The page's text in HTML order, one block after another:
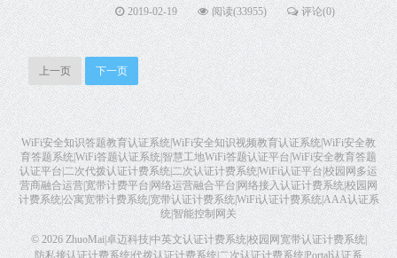
2019-02-19 阅读(33955) 评论(0)
上一页 下一页
WiFi安全知识答题教育认证系统|WiFi安全知识视频教育认证系统|WiFi安全教
育答题系统|WiFi答题认证系统|智慧工地WiFi答题认证平台|WiFi安全教育答题
认证平台|二次代拨认证计费系统|二次认证计费系统|WiFi认证平台|校园网多运
营商融合运营|宽带计费平台|网络运营融合平台|网络接入认证计费系统|校园网
计费系统|公寓宽带计费系统|宽带认证计费系统|WiFi认证计费系统|AAA认证系
统|智能控制网关
© 2026ZhuoMai|卓迈科技|中英文认证计费系统|校园网宽带认证计费系统|
防私接认证计费系统|代拨认证计费系统|二次认证计费系统|Portal认证系